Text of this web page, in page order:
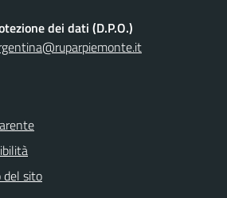
dei dati (D.P.O.)
del sito